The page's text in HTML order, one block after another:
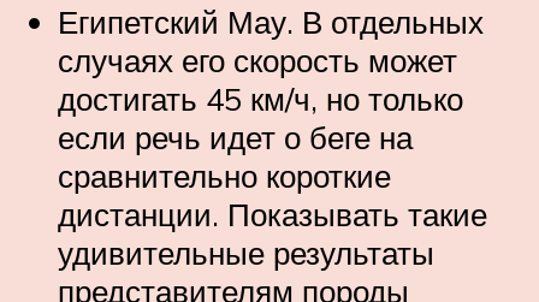
Египетский Мау. В отдельных
случаях его скорость может
достигать 45 км/ч, но только
если речь идет о беге на
сравнительно короткие
дистанции. Показывать такие
удивительные результаты
представителям породы